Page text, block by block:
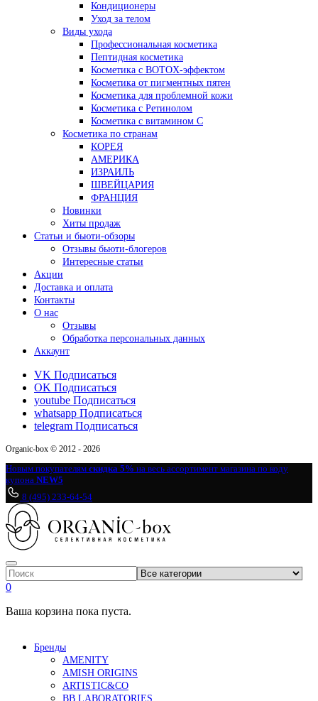
Кондиционеры
Уход за телом
Виды ухода
Профессиональная косметика
Пептидная косметика
Косметика с BOTOX-эффектом
Косметика от пигментных пятен
Косметика для проблемной кожи
Косметика с Ретинолом
Косметика с витамином С
Косметика по странам
КОРЕЯ
АМЕРИКА
ИЗРАИЛЬ
ШВЕЙЦАРИЯ
ФРАНЦИЯ
Новинки
Хиты продаж
Статьи и бьюти-обзоры
Отзывы бьюти-блогеров
Интересные статьи
Акции
Доставка и оплата
Контакты
О нас
Отзывы
Обработка персональных данных
Аккаунт
VK Подписаться
OK Подписаться
youtube Подписаться
whatsapp Подписаться
telegram Подписаться
Organic-box © 2012 - 2026
Новым покупателям скидка 5% на весь ассортимент магазина по коду
купона NEW5
8 (495) 233-64-54
0
Ваша корзина пока пуста.
Бренды
AMENITY
AMISH ORIGINS
ARTISTIC&CO
BB LABORATORIES